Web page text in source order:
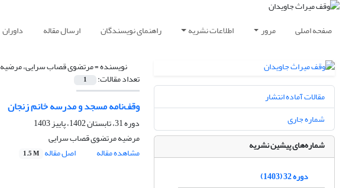
صفحه اصلی مرور اطلاعات نشریه راهنمای نویسندگان ارسال مقاله داوران
نویسنده =مرتضوی قصاب سرایی، مرضیه
تعداد مقالات: 1
وقف‌نامه مسجد و مدرسه خانم زنجان
دوره 31، تابستان 1402، پاییز 1403
مرضیه مرتضوی قصاب سرایی
مشاهده مقاله
اصل مقاله 1.5 M
مقالات آماده انتشار
شماره جاری
شماره‌های پیشین نشریه
دوره 32 (1403)